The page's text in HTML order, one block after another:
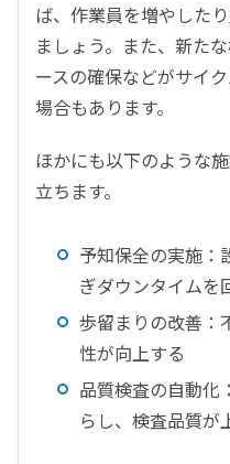
ば、作業員を増やした
ましょう。また、新た
ースの確保などがサイ
場合もあります。
ほかにも以下のような
立ちます。
予知保全の実施：
ぎダウンタイムを
歩留まりの改善：
性が向上する
品質検査の自動化
らし、検査品質が